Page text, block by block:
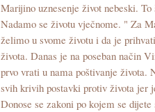
Marijino uznesenje život nebeski.
Nadamo se životu vječnome. " Za
želimo u svome životu i da je
života. Danas je na poseban način
prvo vrati u nama poštivanje života.
svih krivih postavki protiv života jer
Donose se zakoni po kojem se